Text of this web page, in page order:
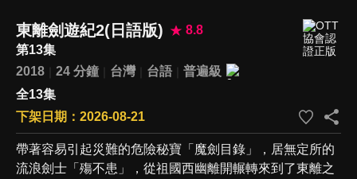
東離劍遊紀2(日語版)
8.8
第13集
2018
24 分鐘 台灣 台語
普遍級
全13集
下架日期：2026-08-21
帶著容易引起災難的危險秘寶「魔劍目錄」，居無定所的
流浪劍士「殤不患」，從祖國西幽離開輾轉來到了東離之